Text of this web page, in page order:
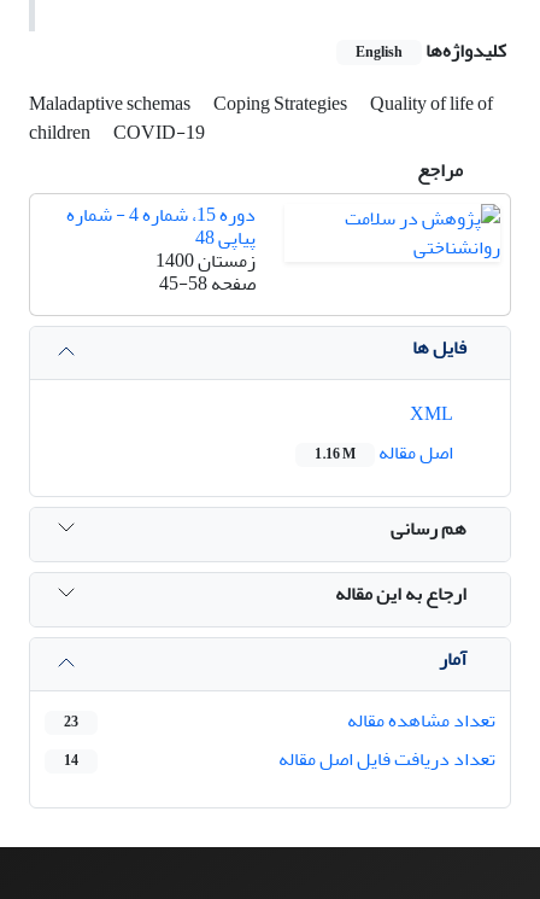
کلیدواژه‌ها
English
Maladaptive schemas Coping Strategies
Quality of life of
children
COVID-19
مراجع
دوره 15، شماره 4 - شماره
پیاپی 48
زمستان 1400
صفحه45-58
فایل ها
اصل مقاله
1.16 M
هم رسانی
ارجاع به این مقاله
آمار
تعداد مشاهده مقاله
23
تعداد دریافت فایل اصل مقاله 14